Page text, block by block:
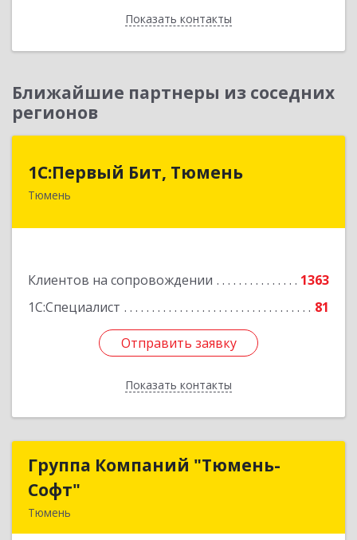
Показать контакты
Назад
Ближайшие партнеры из соседних
регионов
1С:Первый Бит, Тюмень
Тюмень
Клиентов на сопровождении
1363
1С:Специалист
81
Отправить заявку
Показать контакты
1С:Первый Бит, Тюмень
625000, Тюменская обл, Тюмень г, Республики
Отправить заявку
Назад
Группа Компаний "Тюмень-
Софт"
Тюмень
Группа Компаний "Тюмень-